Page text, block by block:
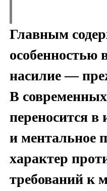
Главным
особенностью
насилие —
В
переносится
и ментальное
характер
требований к